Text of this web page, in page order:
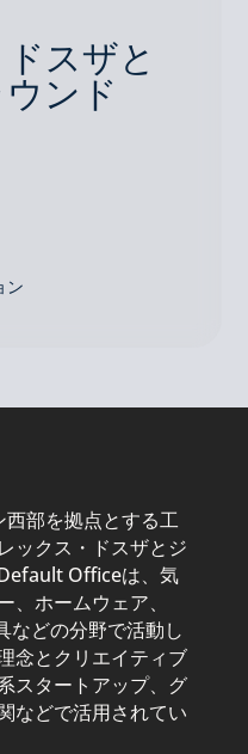
スザと
ンド
ン
西部を拠点とする工
ックス・ドスザとジ
Officeは、気
ホームウェア、
などの分野で活動し
念とクリエイティブ
スタートアップ、グ
などで活用されてい